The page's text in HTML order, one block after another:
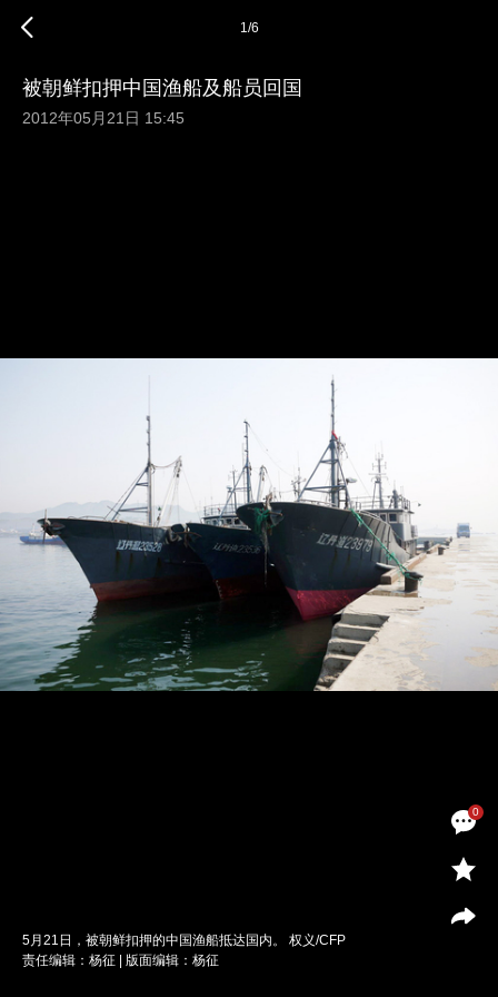
0
1/6
被朝鲜扣押中国渔船及船员回国
2012年05月21日 15:45
5月21日，被朝鲜扣押的中国渔船抵达国内。 权义/CFP
责任编辑：杨征 | 版面编辑：杨征